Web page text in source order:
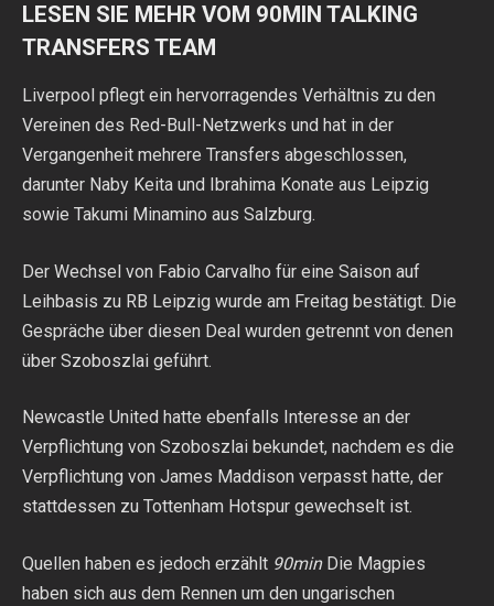
LESEN SIE MEHR VOM 90MIN TALKING
TRANSFERS TEAM
Liverpool pflegt ein hervorragendes Verhältnis zu den
Vereinen des Red-Bull-Netzwerks und hat in der
Vergangenheit mehrere Transfers abgeschlossen,
darunter Naby Keita und Ibrahima Konate aus Leipzig
sowie Takumi Minamino aus Salzburg.
Der Wechsel von Fabio Carvalho für eine Saison auf
Leihbasis zu RB Leipzig wurde am Freitag bestätigt. Die
Gespräche über diesen Deal wurden getrennt von denen
über Szoboszlai geführt.
Newcastle United hatte ebenfalls Interesse an der
Verpflichtung von Szoboszlai bekundet, nachdem es die
Verpflichtung von James Maddison verpasst hatte, der
stattdessen zu Tottenham Hotspur gewechselt ist.
Quellen haben es jedoch erzählt 90minDie Magpies
haben sich aus dem Rennen um den ungarischen